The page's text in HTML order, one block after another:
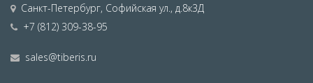
Санкт-Петербург, Софийская ул., д.8к3Д
+7 (812) 309-38-95
sales@tiberis.ru